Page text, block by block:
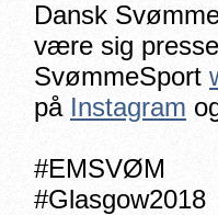
Dansk
være sig
SvømmeSport
på Instagram
#EMSVØM
#Glasgow2018